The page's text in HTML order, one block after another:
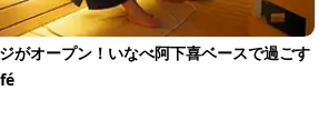
がオープン！いなべ阿下喜ベースで過ごす